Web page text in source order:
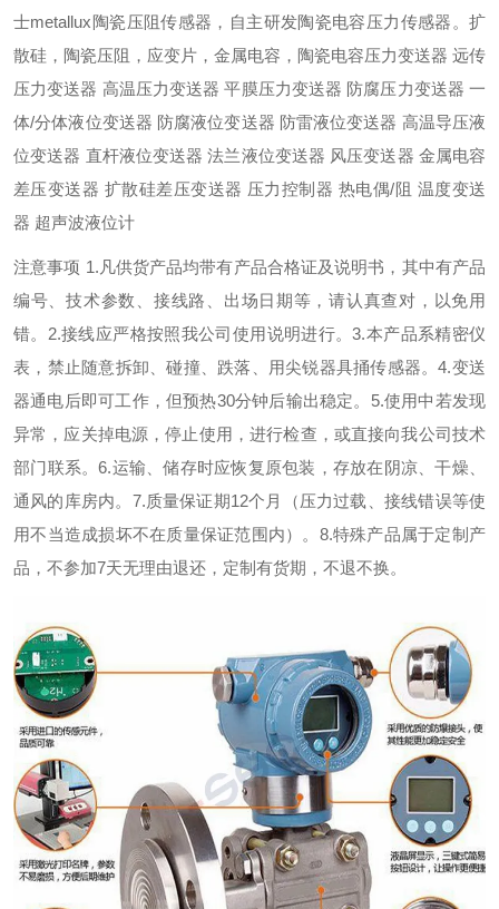
士metallux陶瓷压阻传感器，自主研发陶瓷电容压力传感器。扩
散硅，陶瓷压阻，应变片，金属电容，陶瓷电容压力变送器 远传
压力变送器 高温压力变送器 平膜压力变送器 防腐压力变送器 一
体/分体液位变送器 防腐液位变送器 防雷液位变送器 高温导压液
位变送器 直杆液位变送器 法兰液位变送器 风压变送器 金属电容
差压变送器 扩散硅差压变送器 压力控制器 热电偶/阻 温度变送
器 超声波液位计
注意事项 1.凡供货产品均带有产品合格证及说明书，其中有产品
编号、技术参数、接线路、出场日期等，请认真查对，以免用
错。2.接线应严格按照我公司使用说明进行。3.本产品系精密仪
表，禁止随意拆卸、碰撞、跌落、用尖锐器具捅传感器。4.变送
器通电后即可工作，但预热30分钟后输出稳定。5.使用中若发现
异常，应关掉电源，停止使用，进行检查，或直接向我公司技术
部门联系。6.运输、储存时应恢复原包装，存放在阴凉、干燥、
通风的库房内。7.质量保证期12个月（压力过载、接线错误等使
用不当造成损坏不在质量保证范围内）。8.特殊产品属于定制产
品，不参加7天无理由退还，定制有货期，不退不换。